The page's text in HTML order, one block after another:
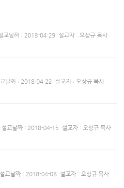
교날짜 : 2018-04-29 설교자 : 오상규 목사
날짜 : 2018-04-22 설교자 : 오상규 목사
설교날짜 : 2018-04-15 설교자 : 오상규 목사
설교날짜 : 2018-04-08 설교자 : 오상규 목사